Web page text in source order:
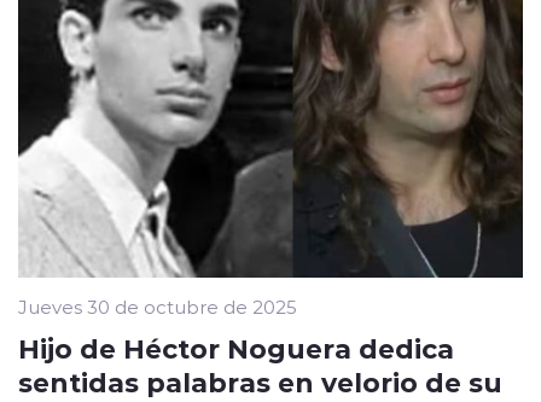
Jueves 30 de octubre de 2025
Hijo de Héctor Noguera dedica
sentidas palabras en velorio de su